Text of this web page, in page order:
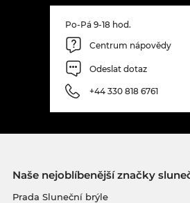
Po-Pá 9-18 hod.
Centrum nápovědy
Odeslat dotaz
+44 330 818 6761
Naše nejoblíbenější značky
Prada Sluneční brýle